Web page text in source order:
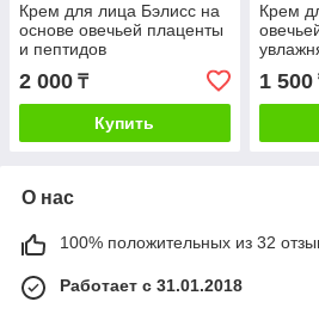
Крем для лица Бэлисс на
основе овечьей плаценты
и пептидов
многофукнциональный
2 000 ₸
Купить
Крем
1 500
О нас
100% положительных из 32
Работает с 31.01.2018